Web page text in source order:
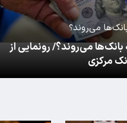
نرخ ارز دلار، طلا